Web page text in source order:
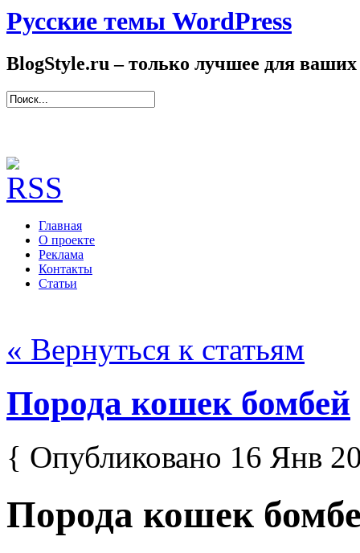
Русские темы WordPress
BlogStyle.ru – только лучшее для ваших
Главная
О проекте
Реклама
Контакты
Статьи
« Вернуться к статьям
Порода кошек бомбей
{ Опубликовано 16 Янв
Порода кошек